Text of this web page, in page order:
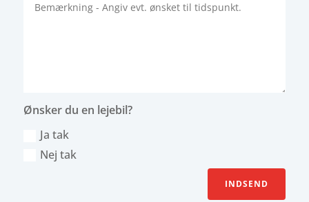
Ønsker du en lejebil?
Ja tak
Nej tak
INDSEND